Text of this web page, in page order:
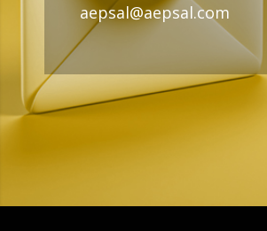
aepsal@aepsal.com